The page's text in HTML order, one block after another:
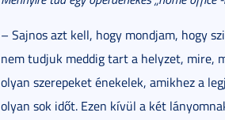
– Sajnos azt kell, hogy mondjam, hogy
nem tudjuk meddig tart a helyzet, mire,
olyan szerepeket énekelek, amikhez a
olyan sok időt. Ezen kívül a két